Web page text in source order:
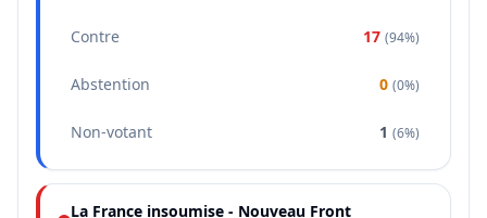
Contre 17 (94%)
Abstention 0 (0%)
Non-votant 1 (6%)
La France insoumise - Nouveau Front